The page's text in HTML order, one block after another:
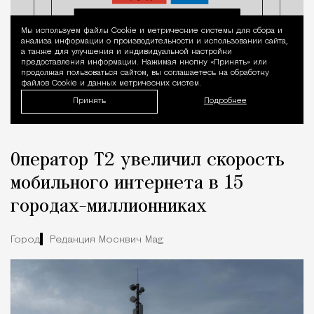
Уведомление
Мы используем файлы Сookie и метрические системы для сбора и
анализа информации о производительности и использовании сайта,
а также для улучшения и индивидуальной настройки
предоставления информации. Нажимая кнопку «Принять» или
продолжая пользоваться сайтом, вы соглашаетесь на обработку
файлов Cookie и данных метрических систем.
Принять Подробнее
Оператор Т2 увеличил скорость
мобильного интернета в 15
городах-миллионниках
Город Редакция Москвич Mag